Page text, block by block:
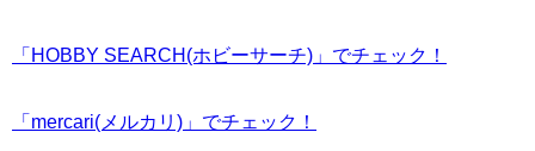
「HOBBY SEARCH(ホビーサーチ)」でチェック！
「mercari(メルカリ)」でチェック！